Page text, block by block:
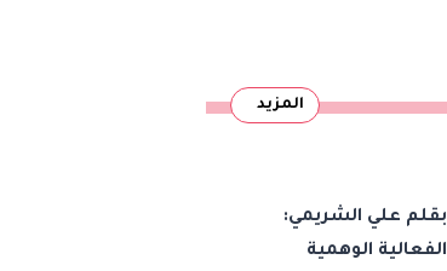
المزيد
بقلم علي الشريمي:
الفعالية الوهمية